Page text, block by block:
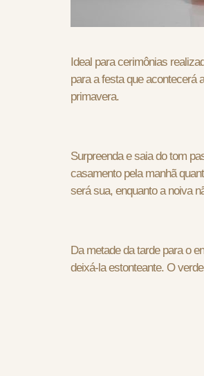
Ideal para cerimônias
para a festa que acontecerá
primavera.
Surpreenda e saia do tom
casamento pela manhã
será sua, enquanto a noiva
Da metade da tarde para o
deixá-la estonteante. O